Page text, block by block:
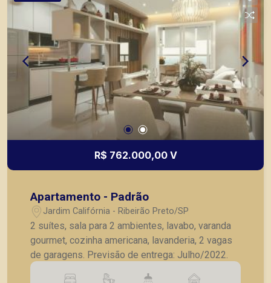
R$ 762.000,00 V
Apartamento - Padrão
Jardim Califórnia - Ribeirão Preto/SP
2 suítes, sala para 2 ambientes, lavabo, varanda
gourmet, cozinha americana, lavanderia, 2 vagas
de garagens. Previsão de entrega: Julho/2022.